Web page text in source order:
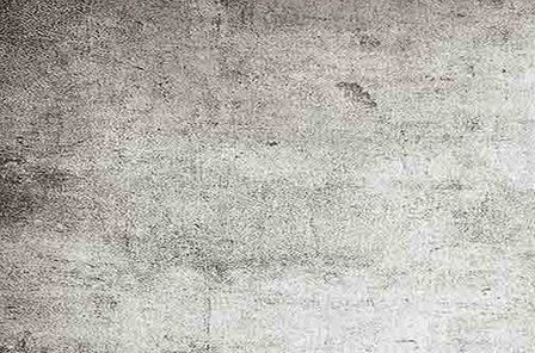
WhatsApp Bild 2024-12-08 um 19.13.30_548cb520